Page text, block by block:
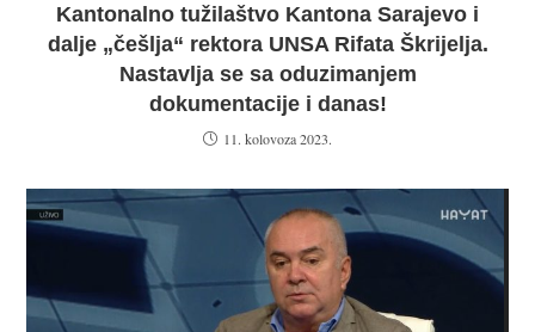
Kantonalno tužilaštvo Kantona Sarajevo i
dalje „češlja“ rektora UNSA Rifata Škrijelja.
Nastavlja se sa oduzimanjem
dokumentacije i danas!
11. kolovoza 2023.